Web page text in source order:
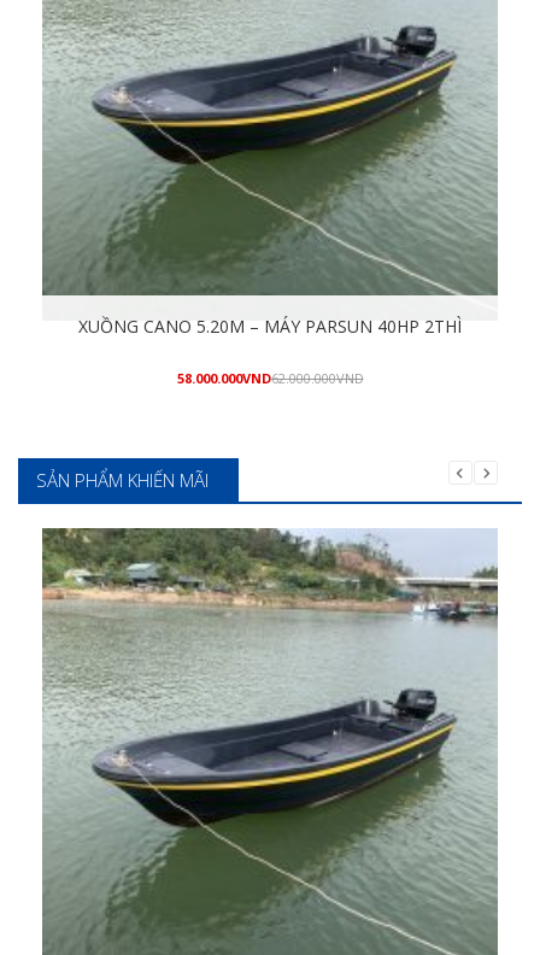
XUỒNG CANO 5.20M – MÁY PARSUN 40HP 2THÌ
58.000.000VND62.000.000VND
SẢN PHẨM KHIẾN MÃI